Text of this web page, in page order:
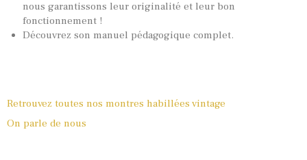
nous garantissons leur originalité et leur bon
fonctionnement !
Découvrez son manuel pédagogique complet.
Retrouvez toutes nos montres habillées vintage
On parle de nous